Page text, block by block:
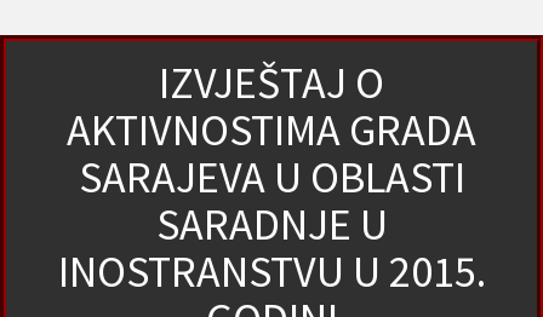
IZVJEŠTAJ O
AKTIVNOSTIMA GRADA
SARAJEVA U OBLASTI
SARADNJE U
INOSTRANSTVU U 2015.